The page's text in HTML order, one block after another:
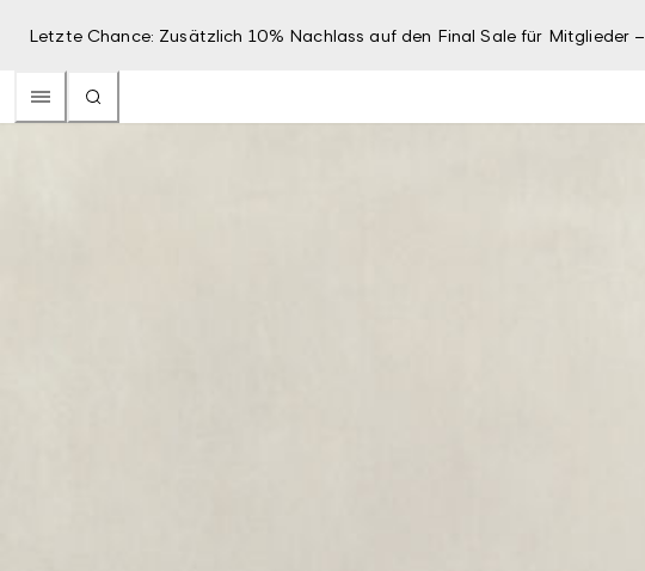
Letzte Chance: Zusätzlich 10% Nachlass auf den Final Sale für Mitglieder –